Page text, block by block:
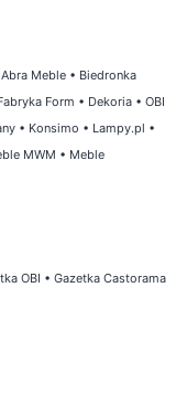
Abra Meble • Biedronka
Form • Dekoria • OBI
• Konsimo • Lampy.pl •
MWM • Meble
OBI • Gazetka Castorama